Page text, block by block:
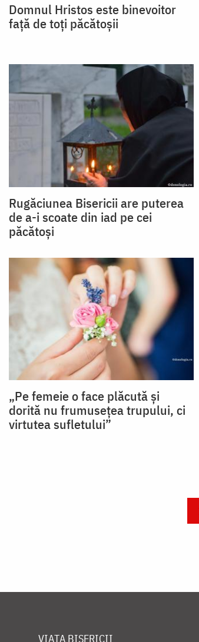
Domnul Hristos este binevoitor
față de toți păcătoșii
Rugăciunea Bisericii are puterea
de a-i scoate din iad pe cei
păcătoși
„Pe femeie o face plăcută și
dorită nu frumusețea trupului, ci
virtutea sufletului”
VIAȚA BISERICII